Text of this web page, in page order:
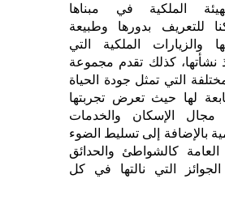
الملكية في مبناها
للتعريف بدورها وطبيعة
والزيارات الملكية التي
نشأتها، كذلك تقدم مجموعة
التي تمثل جودة الحياة
لها حيث تعرض تجربتها
مجال الإسكان والخدمات
بالإضافة إلى تسليط الضوء
كالشواطئ والحدائق
الجوائز التي نالتها في كل